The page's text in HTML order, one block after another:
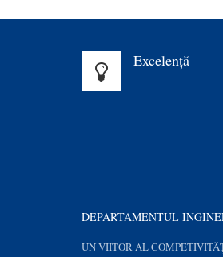
Excelenţă
DEPARTAMENTUL
UN VIITOR AL